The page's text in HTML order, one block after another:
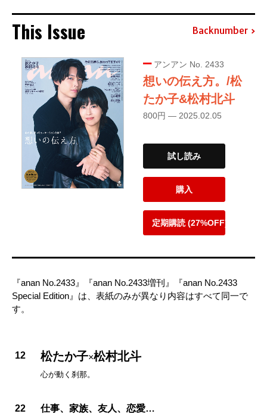
This Issue Backnumber
アンアン No. 2433
想いの伝え方。/松
たか子&松村北斗
800円 — 2025.02.05
試し読み
購入
定期購読 (27%OFF)
『anan No.2433』『anan No.2433増刊』『anan No.2433
Special Edition』は、表紙のみが異なり内容はすべて同一で
す。
12 松たか子×松村北斗
心が動く刹那。
22
仕事、家族、友人、恋愛…